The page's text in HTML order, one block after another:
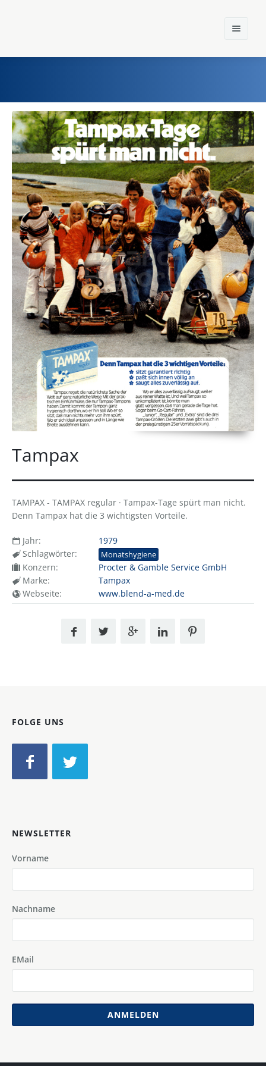
Home
Einst und Heute
Marken
Konzerne
Epoche
Tampax
TAMPAX - TAMPAX regular · Tampax-Tage spürt man nicht.
Denn Tampax hat die 3 wichtigsten Vorteile.
Jahr:
1979
Schlagwörter:
Monatshygiene
Konzern:
Procter & Gamble Service GmbH
Marke:
Tampax
Webseite:
www.blend-a-med.de
FOLGE UNS
NEWSLETTER
Vorname
Nachname
EMail
ANMELDEN